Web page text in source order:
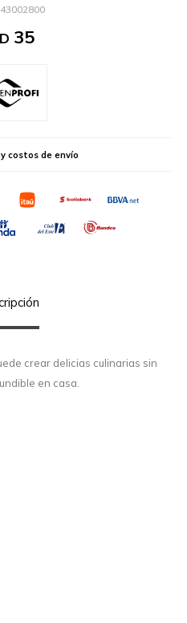
35
costos de envío
crear delicias culinarias sin
en casa.